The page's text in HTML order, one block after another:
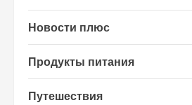
Новости плюс
Продукты питания
Путешествия